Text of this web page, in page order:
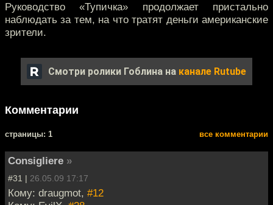
Руководство «Тупичка» продолжает пристально
наблюдать за тем, на что тратят деньги американские
зрители.
Смотри ролики Гоблина на канале Rutube
Комментарии
cтраницы: 1 все комментарии
Consigliere »
#31 | 26.05.09 17:17
Кому: draugmot, #12